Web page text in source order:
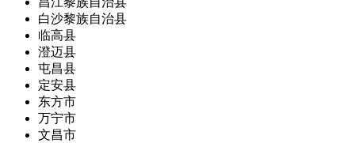
白沙黎族自治县
临高县
澄迈县
屯昌县
定安县
东方市
万宁市
文昌市